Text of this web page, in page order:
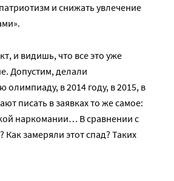
и снижать увлечение
и видишь, что все это уже
Допустим, делали
олимпиаду, в 2014 году, в 2015, в
писать в заявках то же самое:
наркомании… В сравнении с
Как замеряли этот спад? Таких